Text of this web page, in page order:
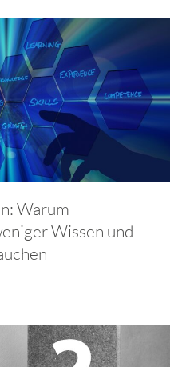
Warum
Wissen und